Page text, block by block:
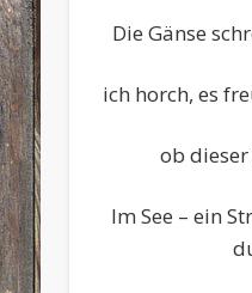
Die Gänse
ich horch, es
ob
Im See – ein